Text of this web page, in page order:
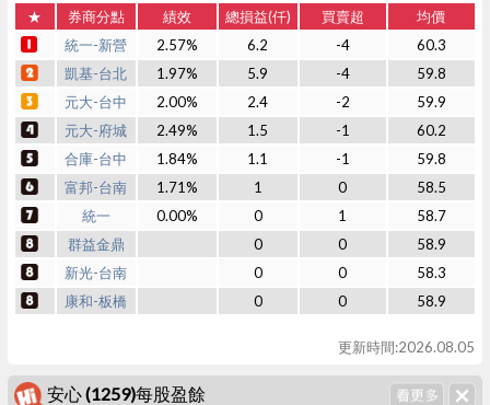
★ 券商分點 績效 總損益(仟) 買賣超
均價
統一-新營
2.57% 6.2 -4
60.3
凱基-台北
1.97% 5.9 -4
59.8
元大-台中
2.00% 2.4 -2
59.9
元大-府城
2.49% 1.5 -1
60.2
合庫-台中
1.84% 1.1 -1
59.8
富邦-台南
1.71% 1 0
58.5
統一
0.00% 0 1
58.7
群益金鼎
0 0
58.9
新光-台南
0 0
58.3
康和-板橋
0 0 58.9
更新時間:2026.08.05
安心 (1259)每股盈餘